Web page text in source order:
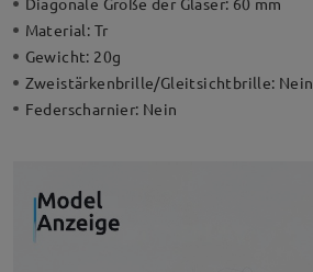
Material: Tr
Gewicht: 20g
Zweistärkenbrille/Gleitsichtbrille: Nein
Federscharnier: Nein